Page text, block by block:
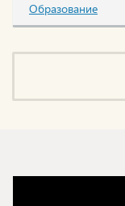
Образование